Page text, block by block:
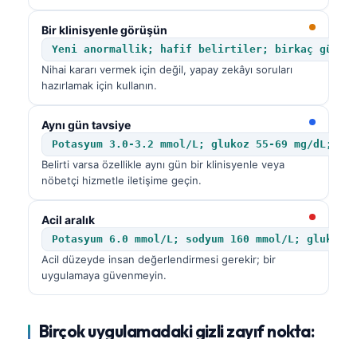
Bir klinisyenle görüşün
Yeni anormallik; hafif belirtiler; birkaç gün
Nihai kararı vermek için değil, yapay zekâyı soruları
hazırlamak için kullanın.
Aynı gün tavsiye
Potasyum 3.0-3.2 mmol/L; glukoz 55-69 mg/dL;
Belirti varsa özellikle aynı gün bir klinisyenle veya
nöbetçi hizmetle iletişime geçin.
Acil aralık
Potasyum 6.0 mmol/L; sodyum 160 mmol/L;
Acil düzeyde insan değerlendirmesi gerekir; bir
uygulamaya güvenmeyin.
Birçok uygulamadaki gizli zayıf nokta:
ဗမာစာ
Kiswahili
አማርኛ
Українська
O‘zbekcha
Català
Қазақ тілі
Suomi
Slovenčina
كوردی‎